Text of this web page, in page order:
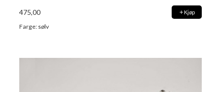
475,00 Kjøp
Farge: sølv